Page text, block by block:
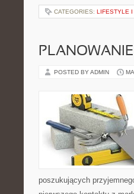
CATEGORIES: LIFESTYLE I
POSTED BY ADMIN
poszukujących